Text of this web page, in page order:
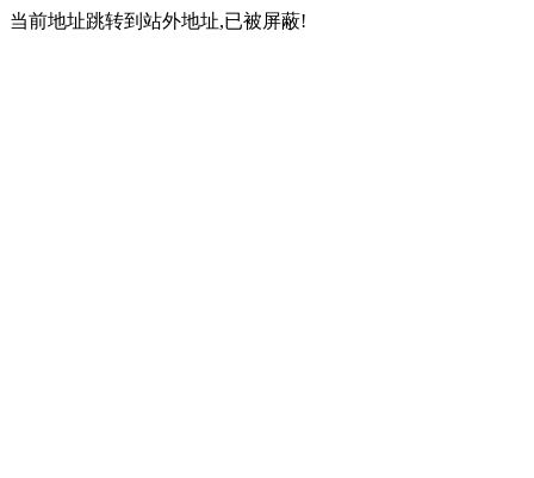
当前地址跳转到站外地址,已被屏蔽!